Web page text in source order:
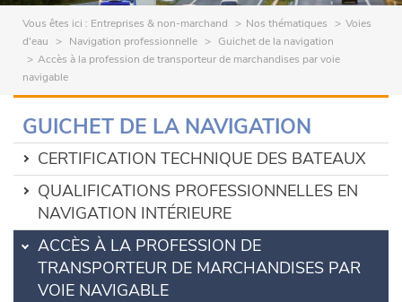
Vous êtes ici : Entreprises & non-marchand Nos thématiques
Voies
d'eau
Navigation professionnelle
Guichet de la navigation
Accès à la profession de transporteur de marchandises par voie
navigable
GUICHET DE LA NAVIGATION
CERTIFICATION TECHNIQUE DES BATEAUX
QUALIFICATIONS PROFESSIONNELLES EN
NAVIGATION INTÉRIEURE
ACCÈS À LA PROFESSION DE
TRANSPORTEUR DE MARCHANDISES PAR
VOIE NAVIGABLE